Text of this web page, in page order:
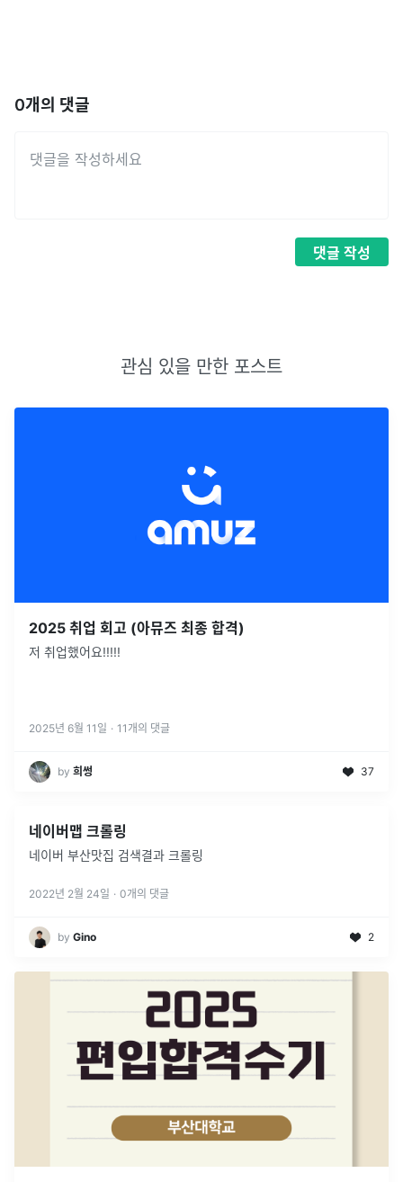
0개의 댓글
댓글 작성
관심 있을 만한 포스트
2025 취업 회고 (아뮤즈 최종 합격)
저 취업했어요!!!!!
2025년 6월 11일 · 11 개의 댓글
by 희썽 37
네이버맵 크롤링
네이버 부산맛집 검색결과 크롤링
2022년 2월 24일 · 0개의 댓글
by Gino 2